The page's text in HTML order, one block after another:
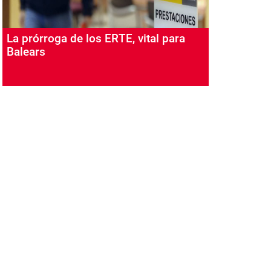
La prórroga de los ERTE, vital para
Balears